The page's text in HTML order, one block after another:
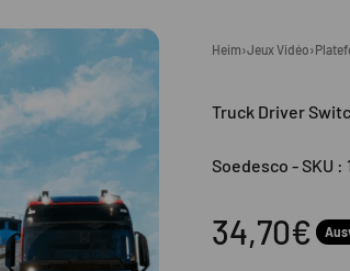
Heim›Jeux Vidéo›
Truck Driver
Soedesco -SKU :
Angebot
34,70€